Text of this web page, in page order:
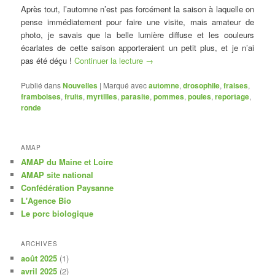
Après tout, l’automne n’est pas forcément la saison à laquelle on
pense immédiatement pour faire une visite, mais amateur de
photo, je savais que la belle lumière diffuse et les couleurs
écarlates de cette saison apporteraient un petit plus, et je n’ai
pas été déçu !Continuer la lecture →
Publié dansNouvelles | Marqué avecautomne,drosophile,fraises,
framboises,fruits,myrtilles,parasite,pommes,poules,reportage,
ronde
AMAP
AMAP du Maine et Loire
AMAP site national
Confédération Paysanne
L'Agence Bio
Le porc biologique
ARCHIVES
août 2025 (1)
avril 2025 (2)